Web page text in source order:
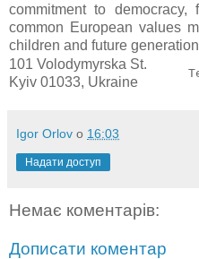
commitment to
common European values
children and future
101 Volodymyrska St.
Kyiv 01033, Ukraine
Igor Orlov о 16:03
Надати доступ
Немає коментарів:
Дописати коментар